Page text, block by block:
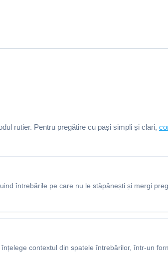
rutier. Pentru pregătire cu pași simpli și clari,
întrebările pe care nu le stăpânești și mergi
contextul din spatele întrebărilor, într-un